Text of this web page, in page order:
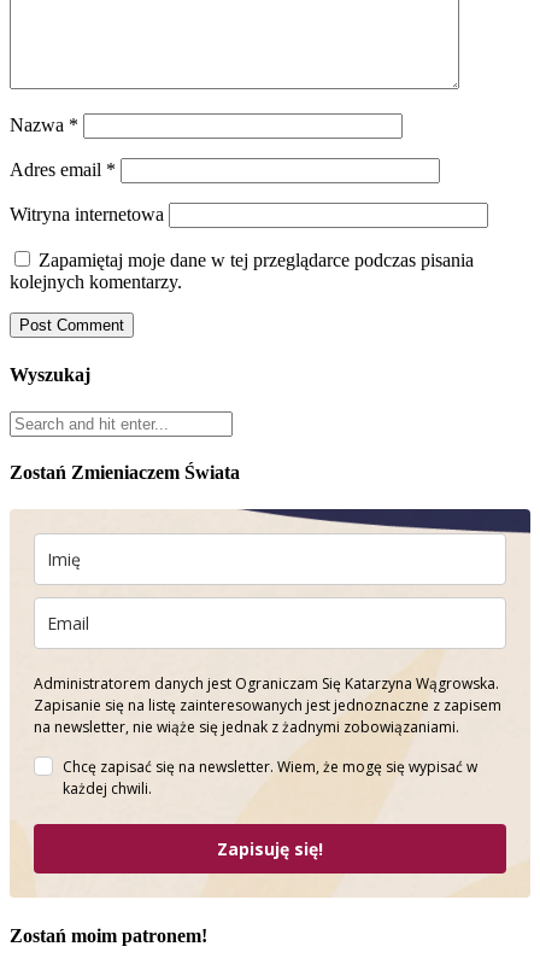
Nazwa *
Adres email *
Witryna internetowa
Zapamiętaj moje dane w tej przeglądarce podczas pisania
kolejnych komentarzy.
Wyszukaj
Zostań Zmieniaczem Świata
Administratorem danych jest Ograniczam Się Katarzyna Wągrowska.
Zapisanie się na listę zainteresowanych jest jednoznaczne z zapisem
na newsletter, nie wiąże się jednak z żadnymi zobowiązaniami.
Chcę zapisać się na newsletter. Wiem, że mogę się wypisać w
każdej chwili.
Zapisuję się!
Zostań moim patronem!